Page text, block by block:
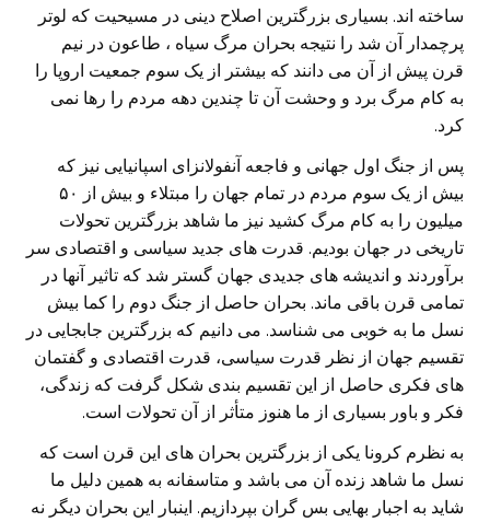
ساخته اند. بسیاری بزرگترین اصلاح دینی در مسیحیت که لوتر
پرچمدار آن شد را نتیجه بحران مرگ سیاه ، طاعون در نیم
قرن پیش از آن می دانند که بیشتر از یک سوم جمعیت اروپا را
به کام مرگ برد و وحشت آن تا چندین دهه مردم را رها نمی
کرد.
پس از جنگ اول جهانی و فاجعه آنفولانزای اسپانیایی نیز که
بیش از یک سوم مردم در تمام جهان را مبتلاء و بیش از ۵۰
میلیون را به کام مرگ کشید نیز ما شاهد بزرگترین تحولات
تاریخی در جهان بودیم. قدرت های جدید سیاسی و اقتصادی سر
برآوردند و اندیشه های جدیدی جهان گستر شد که تاثیر آنها در
تمامی قرن باقی ماند. بحران حاصل از جنگ دوم را کما بیش
نسل ما به خوبی می شناسد. می دانیم که بزرگترین جابجایی در
تقسیم جهان از نظر قدرت سیاسی، قدرت اقتصادی و گفتمان
های فکری حاصل از این تقسیم بندی شکل گرفت که زندگی،
فکر و باور بسیاری از ما هنوز متأثر از آن تحولات است.
به نظرم کرونا یکی از بزرگترین بحران های این قرن است که
نسل ما شاهد زنده آن می باشد و متاسفانه به همین دلیل ما
شاید به اجبار بهایی بس گران بپردازیم. اینبار این بحران دیگر نه